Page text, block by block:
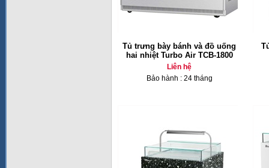
Tủ trưng bày bánh và đồ uống
hai nhiệt Turbo Air TCB-1800
Liên hệ
Bảo hành : 24 tháng